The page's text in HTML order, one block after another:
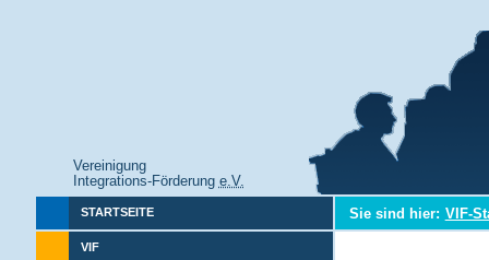
Vereinigung
Integrations-Förderung e.V.
STARTSEITE
VIF
Sie sind hier: VIF-